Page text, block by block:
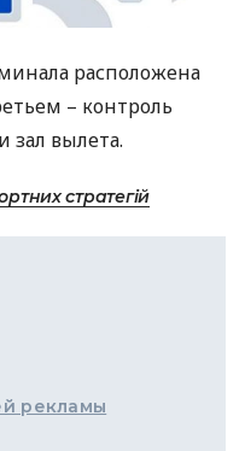
расположена
– контроль
зал вылета.
стратегій
рекламы